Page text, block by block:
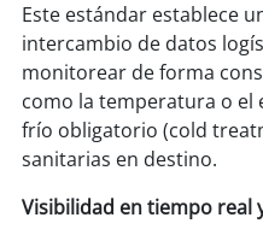
talcahuano
soy concepción
soycoronel
soyarauco
Este estándar establece
intercambio de datos
monitorear de forma
como la temperatura o
frío obligatorio (cold
sanitarias en destino.
Visibilidad en tiempo real